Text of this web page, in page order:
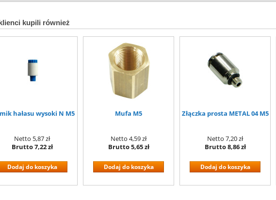
kupili również
hałasu wysoki N M5
Netto 5,87 zł
Brutto7,22 zł
Dodaj do koszyka
Mufa M5
Netto 4,59 zł
Brutto5,65 zł
Dodaj do koszyka
Złączka prosta METAL 04 M5
Netto 7,20 zł
Brutto8,86 zł
Dodaj do koszyka